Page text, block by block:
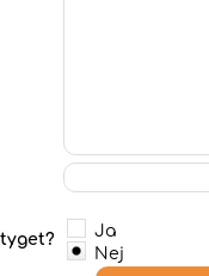
Ja
Nej